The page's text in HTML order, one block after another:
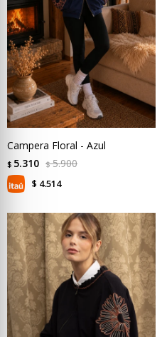
Campera Floral - Azul
$ 5.310 $ 5.900
$ 4.514